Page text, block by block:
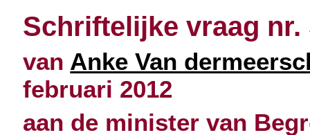
Schriftelijke vraag nr.
van Anke Van
februari 2012
aan de minister van